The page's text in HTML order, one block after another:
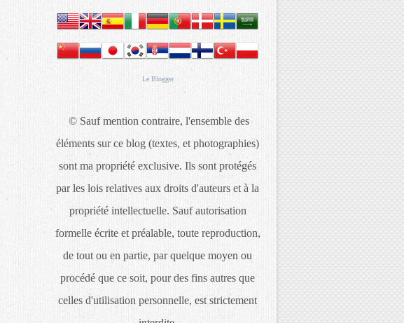
Le Blogger
© Sauf mention contraire, l'ensemble des
éléments sur ce blog (textes, et photographies)
sont ma propriété exclusive. Ils sont protégés
par les lois relatives aux droits d'auteurs et à la
propriété intellectuelle. Sauf autorisation
formelle écrite et préalable, toute reproduction,
de tout ou en partie, par quelque moyen ou
procédé que ce soit, pour des fins autres que
celles d'utilisation personnelle, est strictement